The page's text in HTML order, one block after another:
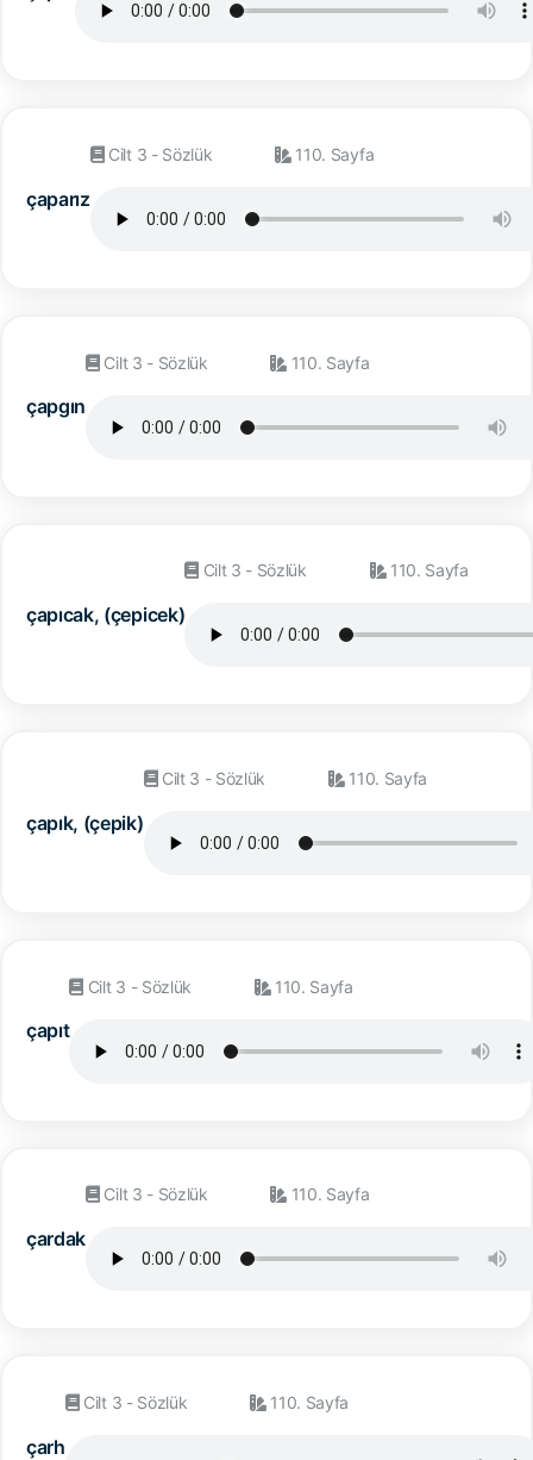
çaparız
Cilt 3 - Sözlük 110. Sayfa
çapgın
Cilt 3 - Sözlük 110. Sayfa
çapıcak, (çepicek)
Cilt 3 - Sözlük 110. Sayfa
çapık, (çepik)
Cilt 3 - Sözlük 110. Sayfa
çapıt
Cilt 3 - Sözlük 110. Sayfa
çardak
Cilt 3 - Sözlük 110. Sayfa
çarh
Cilt 3 - Sözlük 110. Sayfa